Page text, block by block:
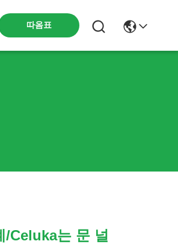
따옴표
/Celuka는 문 널